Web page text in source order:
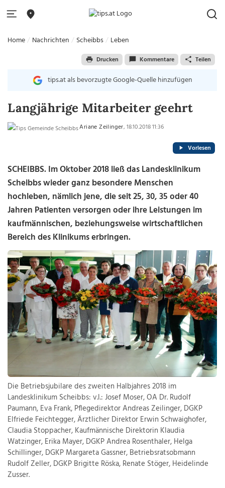
Home Nachrichten Scheibbs Leben
Drucken Kommentare Teilen
tips.at als bevorzugte Google-Quelle hinzufügen
Langjährige Mitarbeiter geehrt
Ariane Zeilinger, 18.10.2018 11:36
Vorlesen
SCHEIBBS. Im Oktober 2018 ließ das Landesklinikum
Scheibbs wieder ganz besondere Menschen
hochleben, nämlich jene, die seit 25, 30, 35 oder 40
Jahren Patienten versorgen oder ihre Leistungen im
kaufmännischen, beziehungsweise wirtschaftlichen
Bereich des Klinikums erbringen.
Die Betriebsjubilare des zweiten Halbjahres 2018 im
Landesklinikum Scheibbs: v.l.: Josef Moser, OA Dr. Rudolf
Paumann, Eva Frank, Pflegedirektor Andreas Zeilinger, DGKP
Elfriede Feichtegger, Ärztlicher Direktor Erwin Schwaighofer,
Claudia Stoppacher, Kaufmännische Direktorin Klaudia
Watzinger, Erika Mayer, DGKP Andrea Rosenthaler, Helga
Schillinger, DGKP Margareta Gassner, Betriebsratsobmann
Rudolf Zeller, DGKP Brigitte Röska, Renate Stöger, Heidelinde
Zusser.